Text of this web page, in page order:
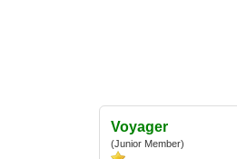
Voyager
(Junior Member)